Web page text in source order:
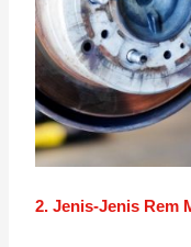
2. Jenis-Jenis Rem